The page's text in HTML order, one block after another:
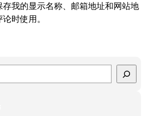
我的显示名称、邮箱地址和网站地
时使用。